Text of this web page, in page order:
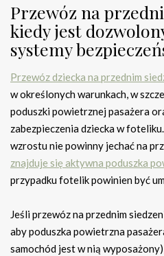
Przewóz na
kiedy jest
systemy
Przewóz dziecka na przednim
w określonych warunkach, w
poduszki powietrznej pasażera
zabezpieczenia dziecka w
wzrostu nie powinny jechać na
znajduje się aktywna poduszka
przypadku fotelik powinien być
Jeśli przewóz na przednim
aby poduszka powietrzna
samochód jest w nią